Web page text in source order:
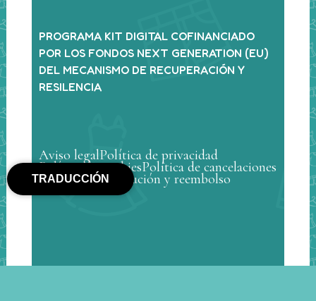
PROGRAMA KIT DIGITAL COFINANCIADO
POR LOS FONDOS NEXT GENERATION (EU)
DEL MECANISMO DE RECUPERACIÓN Y
RESILENCIA
Aviso legalPolítica de privacidad
Política de cookiesPolítica de cancelaciones
Política de devolución y reembolso
TRADUCCIÓN